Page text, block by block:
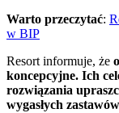
Warto przeczytać:
w BIP
Resort informuje, że
koncepcyjne. Ich
rozwiązania
wygasłych